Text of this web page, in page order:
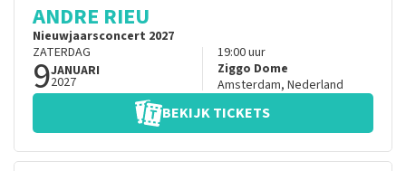
ANDRE RIEU
Nieuwjaarsconcert 2027
ZATERDAG
9JANUARI
2027
19:00uur
Ziggo Dome
Amsterdam, Nederland
BEKIJK TICKETS